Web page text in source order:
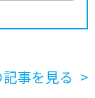
事を見る